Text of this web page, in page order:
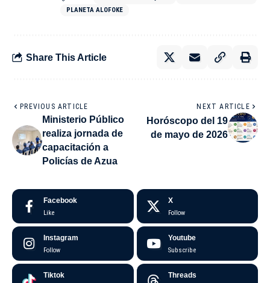
PLANETA ALOFOKE
Share This Article
PREVIOUS ARTICLE
Ministerio Público
realiza jornada de
capacitación a
Policías de Azua
NEXT ARTICLE
Horóscopo del 19
de mayo de 2026
Facebook
Like
X
Follow
Instagram
Follow
Youtube
Subscribe
Tiktok Threads